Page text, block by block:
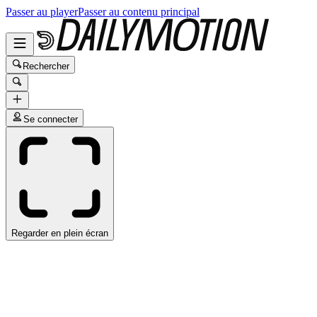
Passer au playerPasser au contenu principal
Rechercher
Se connecter
Regarder en plein écran